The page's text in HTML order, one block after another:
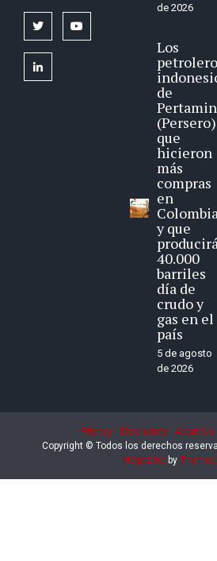
twitter
linkedin
de 2026
Los
de
(Persero)
que
hicieron
más
compras
en
y que
40.000
barriles
día de
crudo y
gas en el
país
5 de agosto
de 2026
Privacy Disclaimer About Us
Copyright © Todos los derechos
Magazine by